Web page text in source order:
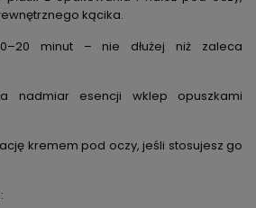
kącika.
minut – nie dłużej niż zaleca
nadmiar esencji wklep opuszkami
kremem pod oczy, jeśli stosujesz go